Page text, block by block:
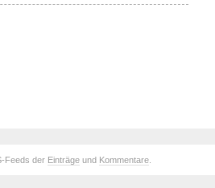
Feeds der Einträge und Kommentare